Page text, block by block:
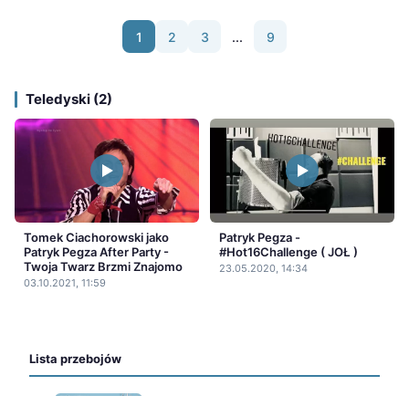
1 2 3 ... 9
Teledyski (2)
Tomek Ciachorowski jako
Patryk Pegza After Party -
Twoja Twarz Brzmi Znajomo
03.10.2021, 11:59
Patryk Pegza -
#Hot16Challenge ( JOŁ )
23.05.2020, 14:34
Lista przebojów